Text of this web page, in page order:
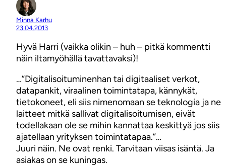
Minna Karhu
23.04.2013
Hyvä Harri (vaikka olikin – huh – pitkä kommentti
näin iltamyöhällä tavattavaksi)!
…”Digitalisoituminenhan tai digitaaliset verkot,
datapankit, viraalinen toimintatapa, kännykät,
tietokoneet, eli siis nimenomaan se teknologia ja ne
laitteet mitkä sallivat digitalisoitumisen, eivät
todellakaan ole se mihin kannattaa keskittyä jos siis
ajatellaan yrityksen toimintatapaa.”…
Juuri näin. Ne ovat renki. Tarvitaan viisas isäntä. Ja
asiakas on se kuningas.